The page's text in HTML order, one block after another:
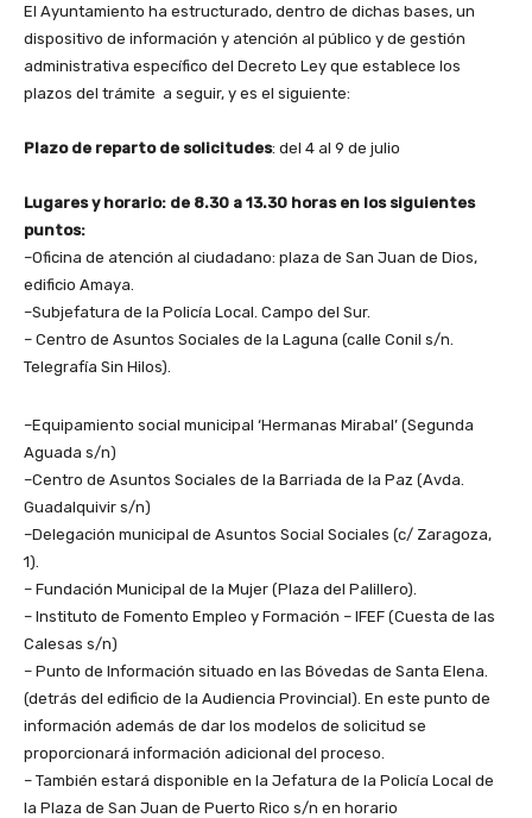
El Ayuntamiento ha estructurado, dentro de dichas bases, un
dispositivo de información y atención al público y de gestión
administrativa específico del Decreto Ley que establece los
plazos del trámite a seguir, y es el siguiente:
Plazo de reparto de solicitudes: del 4 al 9 de julio
Lugares y horario: de 8.30 a 13.30 horas en los siguientes
puntos:
–Oficina de atención al ciudadano: plaza de San Juan de Dios,
edificio Amaya.
–Subjefatura de la Policía Local. Campo del Sur.
– Centro de Asuntos Sociales de la Laguna (calle Conil s/n.
Telegrafía Sin Hilos).
–Equipamiento social municipal ‘Hermanas Mirabal’ (Segunda
Aguada s/n)
–Centro de Asuntos Sociales de la Barriada de la Paz (Avda.
Guadalquivir s/n)
–Delegación municipal de Asuntos Social Sociales (c/ Zaragoza,
1).
– Fundación Municipal de la Mujer (Plaza del Palillero).
– Instituto de Fomento Empleo y Formación – IFEF (Cuesta de las
Calesas s/n)
– Punto de Información situado en las Bóvedas de Santa Elena.
(detrás del edificio de la Audiencia Provincial). En este punto de
información además de dar los modelos de solicitud se
proporcionará información adicional del proceso.
– También estará disponible en la Jefatura de la Policía Local de
la Plaza de San Juan de Puerto Rico s/n en horario